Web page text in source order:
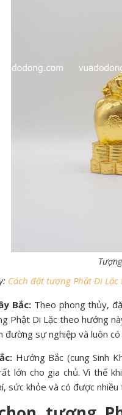
Cách đặt tượng Phật Di
Bắc: Theo phong thủy,
Phật Di Lặc theo hướng
đường sự nghiệp và luôn
Hướng Bắc (cung Sinh
lớn cho gia chủ. Vì thế
sức khỏe và có được